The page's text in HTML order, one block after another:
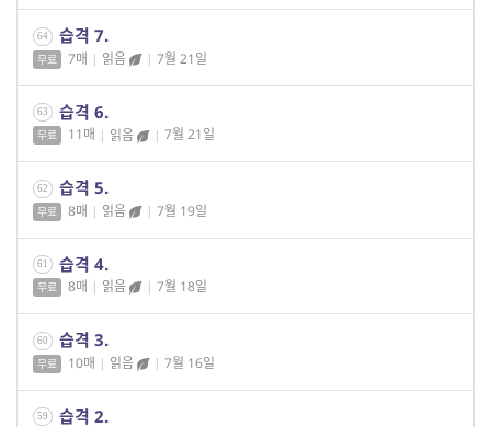
64 습격 7.
무료 7매 | 읽음 | 7월 21일
63 습격 6.
무료 11매 | 읽음 | 7월 21일
62 습격 5.
무료 8매 | 읽음 | 7월 19일
61 습격 4.
무료 8매 | 읽음 | 7월 18일
60 습격 3.
무료 10매 | 읽음 | 7월 16일
59 습격 2.